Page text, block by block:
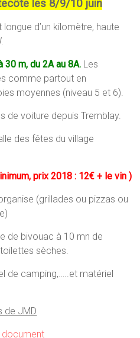
les 8/9/10 juin
d’un kilomètre, haute
30 m, du 2A au 8A. Les
comme partout en
moyennes (niveau 5 et 6).
de voiture depuis Tremblay.
des fêtes du village
prix 2018 : 12€ + le vin )
(grillades ou pizzas ou
de bivouac à 10 mn de
sèches.
de camping,…..et matériel
de JMD
document